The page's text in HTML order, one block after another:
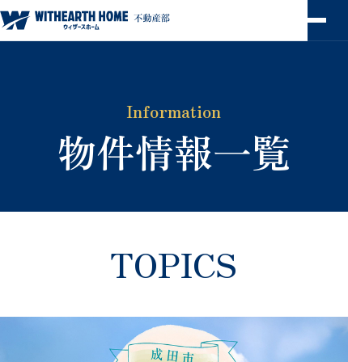
ウィザースホーム 不動産部
Information
物件情報一覧
TOPICS